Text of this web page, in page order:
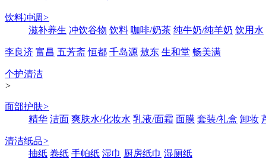
饮料冲调>
滋补养生 冲饮谷物 饮料 咖啡/奶茶 纯牛奶/纯羊奶 饮用水
李良济 富昌 五芳斋 恒都 千岛源 敖东 生和堂 畅美满
个护清洁
>
面部护肤>
精华 洁面 爽肤水/化妆水 乳液/面霜 面膜 套装/礼盒 卸妆
清洁纸品>
抽纸 卷纸 手帕纸 湿巾 厨房纸巾 湿厕纸